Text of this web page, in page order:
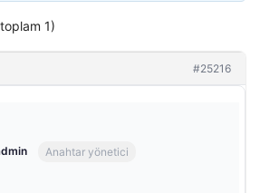
1)
#25216
Anahtar yönetici